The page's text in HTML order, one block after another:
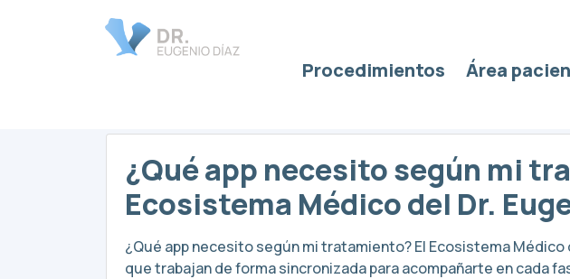
Procedimientos Área
¿Qué app necesito según mi
Ecosistema Médico del Dr.
¿Qué app necesito según mi tratamiento? El Ecosistema
que trabajan de forma sincronizada para acompañarte en cada